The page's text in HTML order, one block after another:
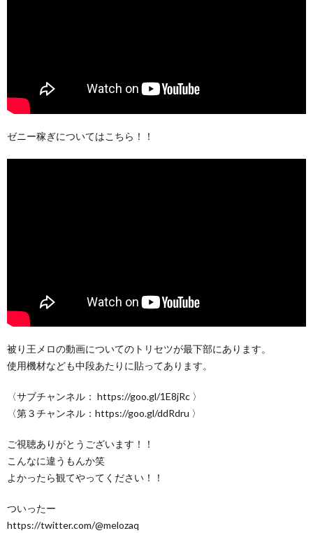
ゼニー稼ぎについてはこちら！！
被り王メロの動画についてのトリセツが最下部にあります。
使用機材なども中段あたりに貼ってあります。
〈サブチャンネル： https://goo.gl/1E8jRc 〉
〈第３チャンネル：https://goo.gl/ddRdru 〉
ご視聴ありがとうございます！！
こんなに違うもんか笑
よかったら観てやってください！！
ついったー
https://twitter.com/@melozaq